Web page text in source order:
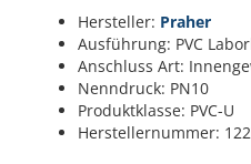
Hersteller: Praher
Ausführung: PVC
Anschluss Art:
Nenndruck: PN10
Produktklasse: PVC-U
Herstellernummer: